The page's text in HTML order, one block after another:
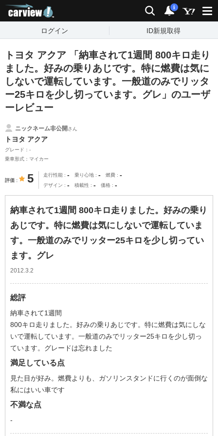
検索 通知
i
ログイン ID新規取得
トヨタ アクア 「納車されて1週間 800キロ走り
ました。好みの乗りあじです。特に燃費は気に
しないで運転しています。一般道のみでリッタ
ー25キロを少し切っています。グレ」のユーザ
ーレビュー
ニックネーム非公開さん
トヨタ アクア
グレード：-
乗車形式：マイカー
評価 5 走行性能 - 乗り心地 - 燃費 -
デザイン - 積載性 - 価格 -
納車されて1週間 800キロ走りました。好みの乗り
あじです。特に燃費は気にしないで運転していま
す。一般道のみでリッター25キロを少し切ってい
ます。グレ
2012.3.2
総評
納車されて1週間
800キロ走りました。好みの乗りあじです。特に燃費は気にしな
いで運転しています。一般道のみでリッター25キロを少し切っ
ています。グレードは忘れました
満足している点
見た目が好み。燃費よりも、ガソリンスタンドに行くのが面倒な
私にはいい車です
不満な点
-